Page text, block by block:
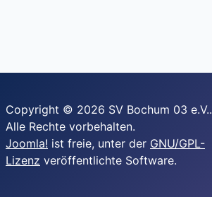
Copyright © 2026 SV Bochum 03 e.V..
Alle Rechte vorbehalten.
Joomla! ist freie, unter der GNU/GPL-
Lizenz veröffentlichte Software.